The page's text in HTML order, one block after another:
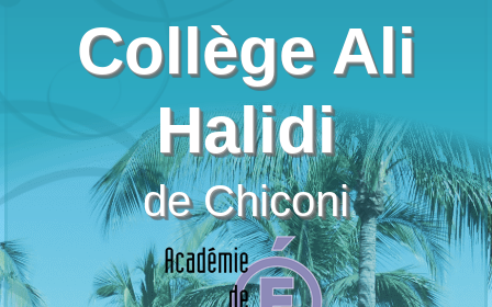
Collège Ali
Halidi
de Chiconi